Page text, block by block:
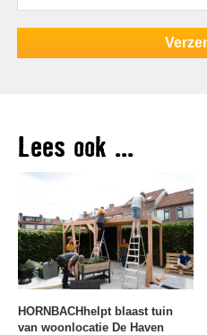
Lees ook ...
HORNBACHhelpt blaast tuin
van woonlocatie De Haven